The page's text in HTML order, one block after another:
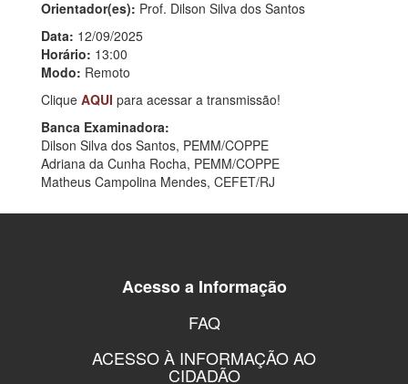
Orientador(es): Prof. Dilson Silva dos Santos
Data: 12/09/2025
Horário: 13:00
Modo: Remoto
Clique AQUI para acessar a transmissão!
Banca Examinadora:
Dilson Silva dos Santos, PEMM/COPPE
Adriana da Cunha Rocha, PEMM/COPPE
Matheus Campolina Mendes, CEFET/RJ
Acesso a Informação
FAQ
ACESSO À INFORMAÇÃO AO
CIDADÃO